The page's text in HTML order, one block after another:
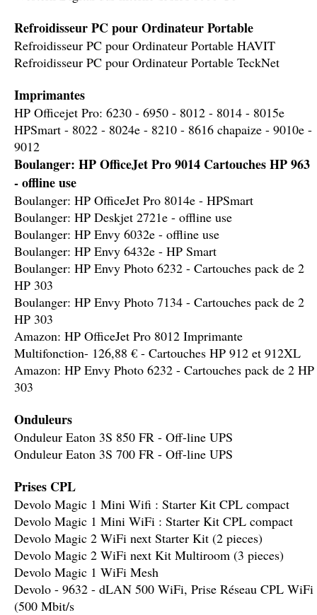
Refroidisseur PC pour Ordinateur Portable
Refroidisseur PC pour Ordinateur Portable HAVIT
Refroidisseur PC pour Ordinateur Portable TeckNet
Imprimantes
HP Officejet Pro: 6230 - 6950 - 8012 - 8014 - 8015e
HPSmart - 8022 - 8024e - 8210 - 8616 chapaize - 9010e -
9012
Boulanger: HP OfficeJet Pro 9014 Cartouches HP 963
- offline use
Boulanger: HP OfficeJet Pro 8014e - HPSmart
Boulanger: HP Deskjet 2721e - offline use
Boulanger: HP Envy 6032e - offline use
Boulanger: HP Envy 6432e - HP Smart
Boulanger: HP Envy Photo 6232 - Cartouches pack de 2
HP 303
Boulanger: HP Envy Photo 7134 - Cartouches pack de 2
HP 303
Amazon: HP OfficeJet Pro 8012 Imprimante
Multifonction- 126,88 € - Cartouches HP 912 et 912XL
Amazon: HP Envy Photo 6232 - Cartouches pack de 2 HP
303
Onduleurs
Onduleur Eaton 3S 850 FR - Off-line UPS
Onduleur Eaton 3S 700 FR - Off-line UPS
Prises CPL
Devolo Magic 1 Mini Wifi : Starter Kit CPL compact
Devolo Magic 1 Mini WiFi : Starter Kit CPL compact
Devolo Magic 2 WiFi next Starter Kit (2 pieces)
Devolo Magic 2 WiFi next Kit Multiroom (3 pieces)
Devolo Magic 1 WiFi Mesh
Devolo - 9632 - dLAN 500 WiFi, Prise Réseau CPL WiFi
(500 Mbit/s